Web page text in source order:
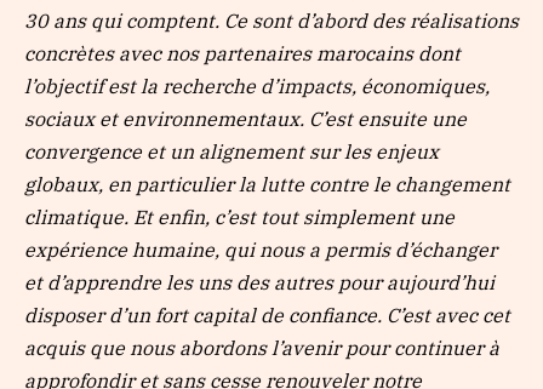
30 ans qui comptent. Ce sont d’abord des réalisations
concrètes avec nos partenaires marocains dont
l’objectif est la recherche d’impacts, économiques,
sociaux et environnementaux. C’est ensuite une
convergence et un alignement sur les enjeux
globaux, en particulier la lutte contre le changement
climatique. Et enfin, c’est tout simplement une
expérience humaine, qui nous a permis d’échanger
et d’apprendre les uns des autres pour aujourd’hui
disposer d’un fort capital de confiance. C’est avec cet
acquis que nous abordons l’avenir pour continuer à
approfondir et sans cesse renouveler notre